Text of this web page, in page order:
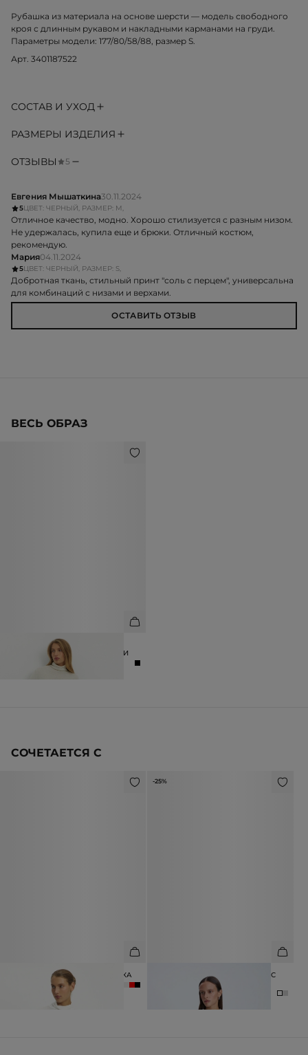
Рубашка из материала на основе шерсти — модель свободного
кроя с длинным рукавом и накладными карманами на груди.
Параметры модели: 177/80/58/88, размер S.
Арт. 3401187522
СОСТАВ И УХОД
РАЗМЕРЫ ИЗДЕЛИЯ
ОТЗЫВЫ 5
Евгения Мышаткина30.11.2024
5ЦВЕТ: ЧЕРНЫЙ, РАЗМЕР: M,
Отличное качество, модно. Хорошо стилизуется с разным низом.
Не удержалась, купила еще и брюки. Отличный костюм,
рекомендую.
Мария04.11.2024
5ЦВЕТ: ЧЕРНЫЙ, РАЗМЕР: S,
Добротная ткань, стильный принт "соль с перцем", универсальна
для комбинаций с низами и верхами.
ОСТАВИТЬ ОТЗЫВ
ВЕСЬ ОБРАЗ
БРЮКИ СВОБОДНОГО КРОЯ НА
КУЛИСКЕ ИЗ ФАКТУРНОЙ ТКАНИ
СОЧЕТАЕТСЯ С
ЛОНГСЛИВ ИЗ МОДАЛА И ШЁЛКА
-25%
ФУТБОЛКА СВОБОДНОГО КРОЯ С
3 990 ₽